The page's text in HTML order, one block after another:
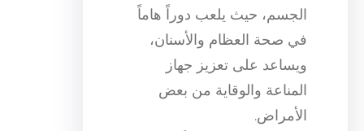
الجسم، حيث يلعب دوراً هاماً
في صحة العظام والأسنان،
ويساعد على تعزيز جهاز
المناعة والوقاية من بعض
الأمراض.